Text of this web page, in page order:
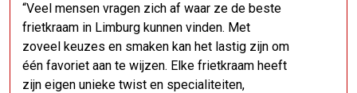
“Veel mensen vragen zich af waar ze de beste
frietkraam in Limburg kunnen vinden. Met
zoveel keuzes en smaken kan het lastig zijn om
één favoriet aan te wijzen. Elke frietkraam heeft
zijn eigen unieke twist en specialiteiten,